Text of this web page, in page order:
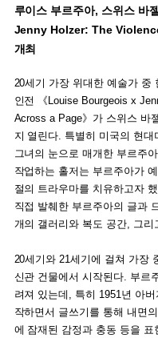
루이스 부르주아, 스위스
Jenny Holzer: The
개최
20세기 가장 위대한 예술가 중
인전 《Louise Bourgeois x
Across a Page》가 스위스 바
지 열린다. 특별히 미국의 현
그녀의 눈으로 매개한 부르주
작업하는 홀저는 부르주아가
절의 트라우마를 치유하고자
직접 발췌한 부르주아의 글과
개의 갤러리와 복도 공간, 그리
20세기와 21세기에 걸쳐 가장
신관 건물에서 시작된다. 부르
려져 있는데, 특히 1951년 아
작하면서 글쓰기를 통해 내면
에 잠재된 감정과 충동 등을